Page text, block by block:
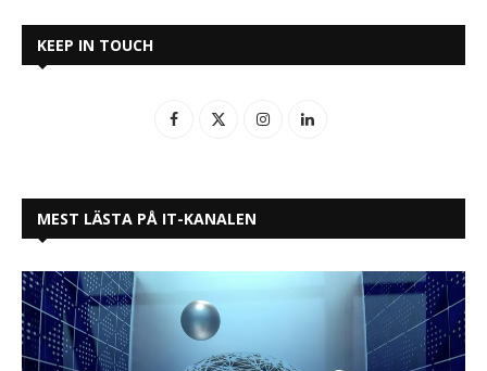
KEEP IN TOUCH
MEST LÄSTA PÅ IT-KANALEN